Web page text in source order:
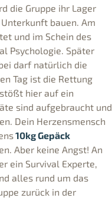
die Gruppe ihr Lager
bauen. Am
und im Schein des
Psychologie. Später
darf natürlich die
Tag ist die Rettung
hier auf ein
sind aufgebraucht und
Dein Herzensmensch
10kg Gepäck
Aber keine Angst! An
ein Survival Experte,
alles rund um das
zurück in der